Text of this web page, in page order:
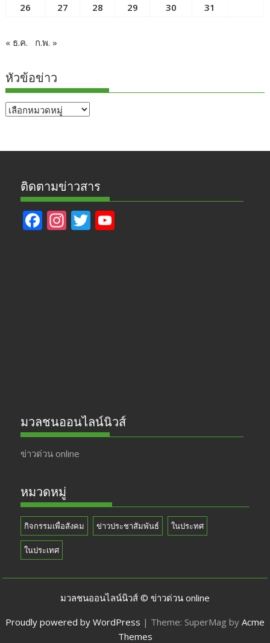
26
27 28 29 30 31
« ธ.ค. ก.พ. »
หัวข้อข่าว
หัวข้อ
ติดตามข่าวสาร
F In T
มวลชนออนไลน์นิวส์
ข่าวด่วน online
หมวดหมู่
กิจกรรมเพื่อสังคม ข่าวประชาสัมพันธ์ ในประทศ
ในประเทศ
มวลชนออนไลน์นิวส์ © ข่าวด่วน online
Proudly powered by WordPress | Theme: SuperMag by Acme
Themes